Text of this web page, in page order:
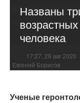
Названы
человека
17:27, 29 авг 2020
Евгений Борисов
Ученые